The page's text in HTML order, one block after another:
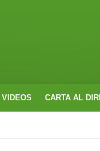
VIDEOS CARTA AL